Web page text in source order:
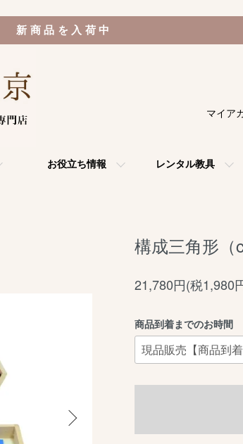
新商品を入荷中
お役立ち情報 レンタル教具
マイア
構成三角形（
21,780円(税1,980
商品到着までのお時間